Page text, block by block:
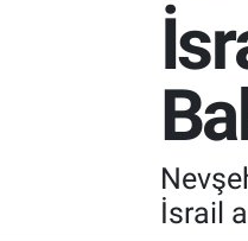
İsrail
Trafik Durumu
Süper Lig Puan
Tüm Manşetler
Son Dakika